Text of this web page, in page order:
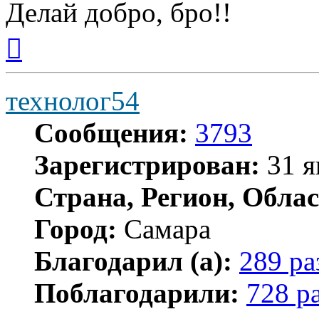
Делай добро, бро!!
началу
технолог54
Сообщения: 3793
Зарегистрирован: 31
Страна, Регион,
Город: Самара
Благодарил (а): 289
Поблагодарили: 728